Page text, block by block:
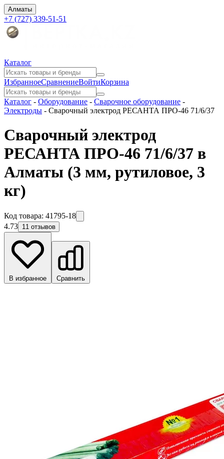
Алматы
+7 (727) 339-51-51
Каталог
ИзбранноеСравнениеВойтиКорзина
Каталог - Оборудование - Сварочное оборудование -
Электроды - Сварочный электрод РЕСАНТА ПРО-46 71/6/37
Сварочный электрод
РЕСАНТА ПРО-46 71/6/37 в
Алматы (3 мм, рутиловое, 3
кг)
Код товара: 41795-18
4.73 11 отзывов
В избранное Сравнить